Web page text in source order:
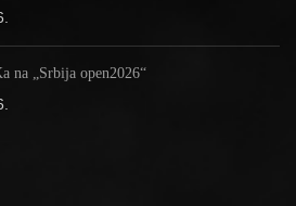
na „Srbija open2026“